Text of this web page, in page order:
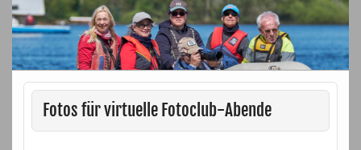
Fotos für virtuelle Fotoclub-Abende